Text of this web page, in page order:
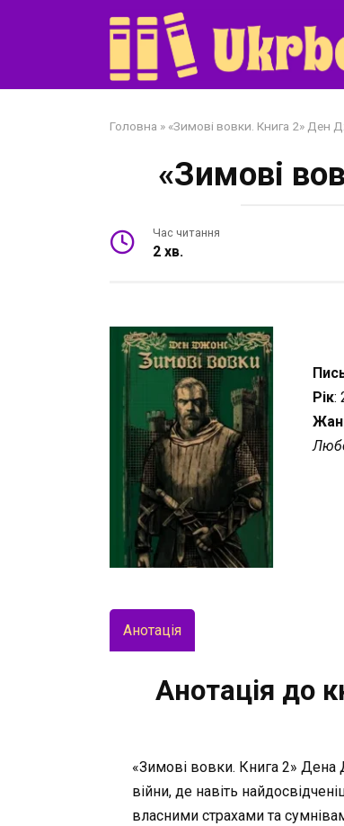
Головна » «Зимові вовки. Книга 2» Ден
«Зимові
Час читання
2 хв.
Рік:
Анотація
Анотація до
«Зимові вовки. Книга 2» Дена
війни, де навіть
власними страхами та